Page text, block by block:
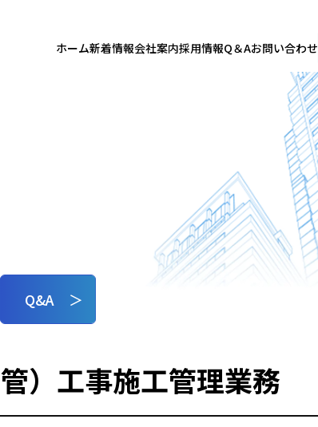
ホーム新着情報会社案内採用情報Q＆Aお問い合わせ
Q&A ＞
）工事施工管理業務